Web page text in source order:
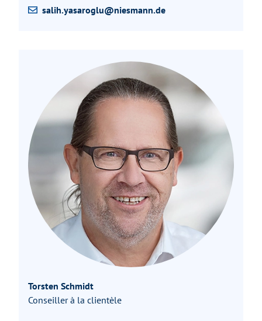
salih.yasaroglu@niesmann.de
Torsten Schmidt
Conseiller à la clientèle